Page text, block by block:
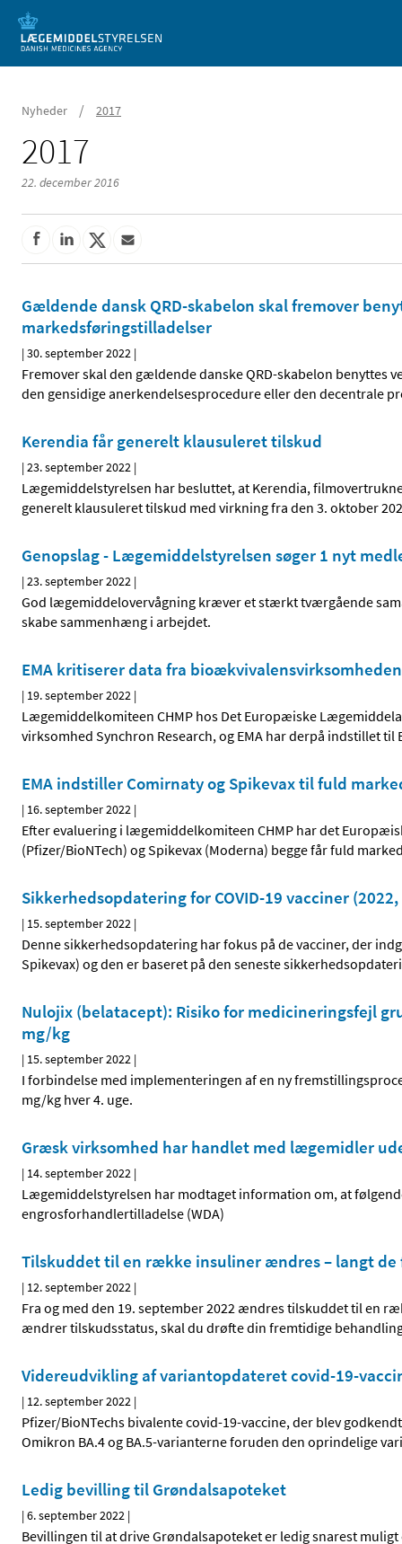
Mobil visning
Nyheder / 2017
2017
22. december 2016
Gældende dansk QRD-skabelon skal fremover
markedsføringstilladelser
|30. september 2022 |
Fremover skal den gældende danske QRD-skabelon
den gensidige anerkendelsesprocedure eller den decentrale
Kerendia får generelt klausuleret tilskud
|23. september 2022 |
Lægemiddelstyrelsen har besluttet, at Kerendia,
generelt klausuleret tilskud med virkning fra den 3. oktober
Genopslag - Lægemiddelstyrelsen søger 1 nyt
|23. september 2022 |
God lægemiddelovervågning kræver et stærkt tværgående
skabe sammenhæng i arbejdet.
EMA kritiserer data fra
| 19. september 2022 |
Lægemiddelkomiteen CHMP hos Det Europæiske
virksomhed Synchron Research, og EMA har derpå indstillet
EMA indstiller Comirnaty og Spikevax til fuld
| 16. september 2022 |
Efter evaluering i lægemiddelkomiteen CHMP har det
(Pfizer/BioNTech) og Spikevax (Moderna) begge får fuld
Sikkerhedsopdatering for COVID-19 vacciner (2022,
| 15. september 2022 |
Denne sikkerhedsopdatering har fokus på de vacciner, der
Spikevax) og den er baseret på den seneste
Nulojix (belatacept): Risiko for medicineringsfejl
mg/kg
| 15. september 2022 |
I forbindelse med implementeringen af en ny
mg/kg hver 4. uge.
Græsk virksomhed har handlet med lægemidler
| 14. september 2022 |
Lægemiddelstyrelsen har modtaget information om, at
engrosforhandlertilladelse (WDA)
Tilskuddet til en række insuliner ændres – langt
| 12. september 2022 |
Fra og med den 19. september 2022 ændres tilskuddet til en
ændrer tilskudsstatus, skal du drøfte din fremtidige
Videreudvikling af variantopdateret covid-19-
| 12. september 2022 |
Pfizer/BioNTechs bivalente covid-19-vaccine, der blev
Omikron BA.4 og BA.5-varianterne foruden den oprindelige
Ledig bevilling til Grøndalsapoteket
|6. september 2022 |
Bevillingen til at drive Grøndalsapoteket er ledig snarest